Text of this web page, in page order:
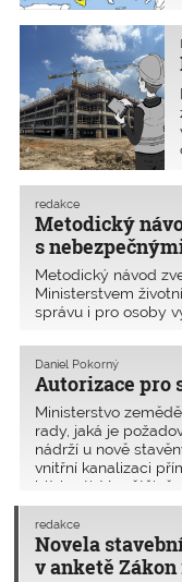
Metodický
s
redakce
Metodický návod
Ministerstvem
správu i pro osoby
v rámci výstavby a
Autorizace pro
Daniel Pokorný
Ministerstvo
rady, jaká je
nádrží u nově
vnitřní kanalizaci
blízkosti. Ve
Novela
v anketě Zákon
redakce